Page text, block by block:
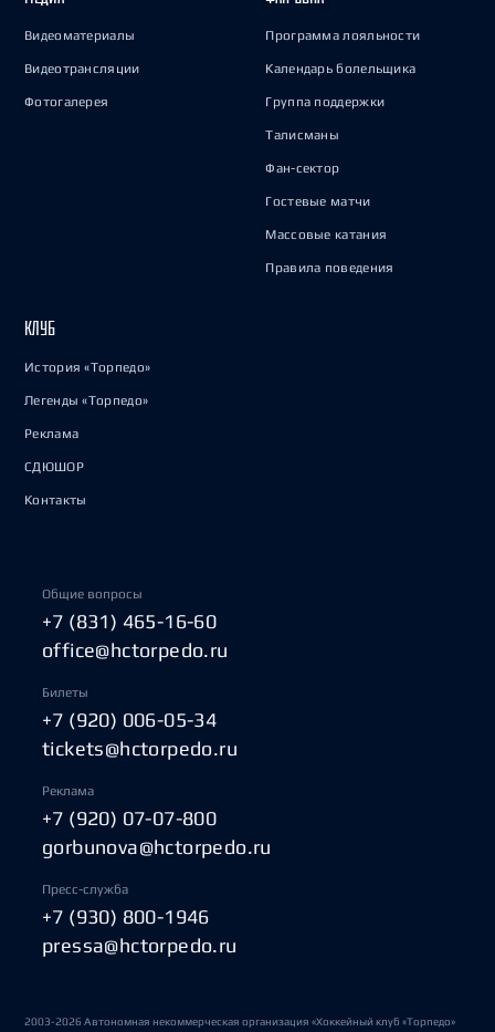
Видеоматериалы
Видеотрансляции
Фотогалерея
Программа лояльности
Календарь болельщика
Группа поддержки
Талисманы
Фан-сектор
Гостевые матчи
Массовые катания
Правила поведения
КЛУБ
История «Торпедо»
Легенды «Торпедо»
Реклама
СДЮШОР
Контакты
Общие вопросы
+7 (831) 465-16-60
office@hctorpedo.ru
Билеты
+7 (920) 006-05-34
tickets@hctorpedo.ru
Реклама
+7 (920) 07-07-800
gorbunova@hctorpedo.ru
Пресс-служба
+7 (930) 800-1946
pressa@hctorpedo.ru
2003-2026 Автономная некоммерческая организация «Хоккейный клуб «Торпедо»